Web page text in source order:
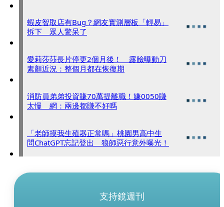
蝦皮智取店有Bug？網友實測層板「輕易」
拆下 眾人驚呆了
愛莉莎莎長片停更2個月後！ 露臉曝動刀
素顏近況：整個月都在恢復期
消防員弟弟投資賺70萬提離職！嫌0050賺
太慢 網：兩邊都賺不好嗎
「老師摸我生殖器正常嗎」桃園男高中生
問ChatGPT忘記登出 狼師惡行意外曝光！
支持鏡週刊